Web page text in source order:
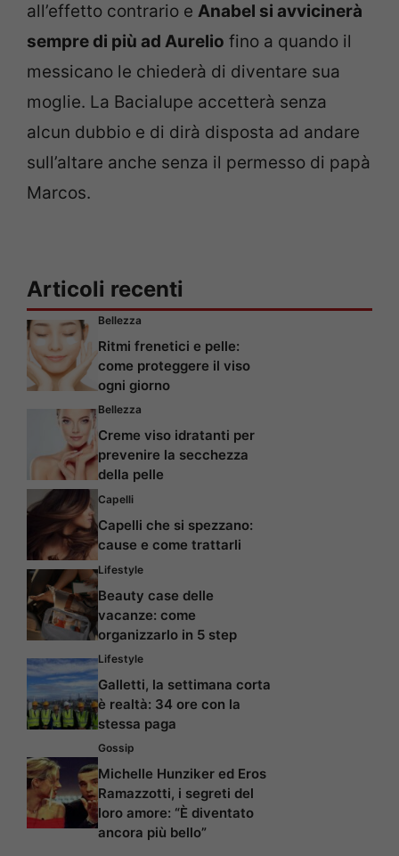
all’effetto contrario e Anabel si avvicinerà
sempre di più ad Aurelio fino a quando il
messicano le chiederà di diventare sua
moglie. La Bacialupe accetterà senza
alcun dubbio e di dirà disposta ad andare
sull’altare anche senza il permesso di papà
Marcos.
Articoli recenti
Bellezza
Ritmi frenetici e pelle:
come proteggere il viso
ogni giorno
Bellezza
Creme viso idratanti per
prevenire la secchezza
della pelle
Capelli
Capelli che si spezzano:
cause e come trattarli
Lifestyle
Beauty case delle
vacanze: come
organizzarlo in 5 step
Lifestyle
Galletti, la settimana corta
è realtà: 34 ore con la
stessa paga
Gossip
Michelle Hunziker ed Eros
Ramazzotti, i segreti del
loro amore: “È diventato
ancora più bello”